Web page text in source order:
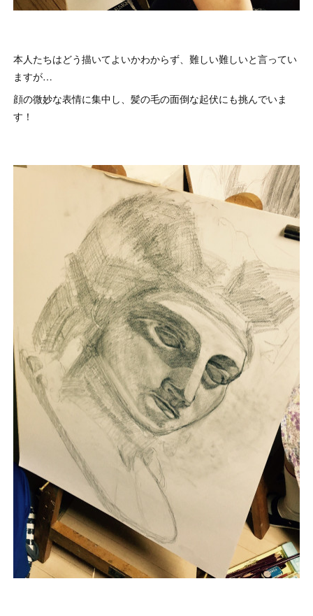
本人たちはどう描いてよいかわからず、難しい難しいと言ってい
ますが…
顔の微妙な表情に集中し、髪の毛の面倒な起伏にも挑んでいま
す！